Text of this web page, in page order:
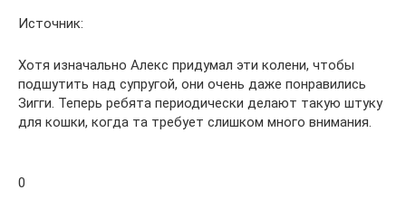
Источник:
Хотя изначально Алекс придумал эти колени, чтобы
подшутить над супругой, они очень даже понравились
Зигги. Теперь ребята периодически делают такую штуку
для кошки, когда та требует слишком много внимания.
0